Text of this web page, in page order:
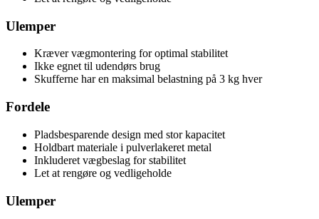
Ulemper
Kræver vægmontering for optimal stabilitet
Ikke egnet til udendørs brug
Skufferne har en maksimal belastning på 3 kg hver
Fordele
Pladsbesparende design med stor kapacitet
Holdbart materiale i pulverlakeret metal
Inkluderet vægbeslag for stabilitet
Let at rengøre og vedligeholde
Ulemper